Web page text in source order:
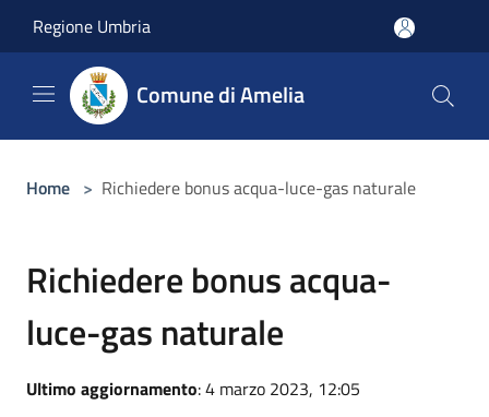
Regione Umbria
Comune di Amelia
Home > Richiedere bonus acqua-luce-gas naturale
Richiedere bonus acqua-
luce-gas naturale
Ultimo aggiornamento: 4 marzo 2023, 12:05